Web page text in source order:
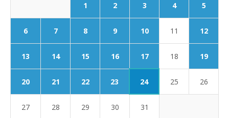
1 2 3 4 5
6 7 8 9 10 11 12
13 14 15 16 17 18 19
20 21 22 23 24 25 26
27 28 29 30 31